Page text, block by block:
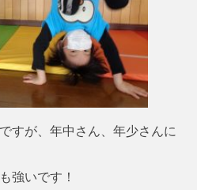
すが、年中さん、年少さんに
強いです！